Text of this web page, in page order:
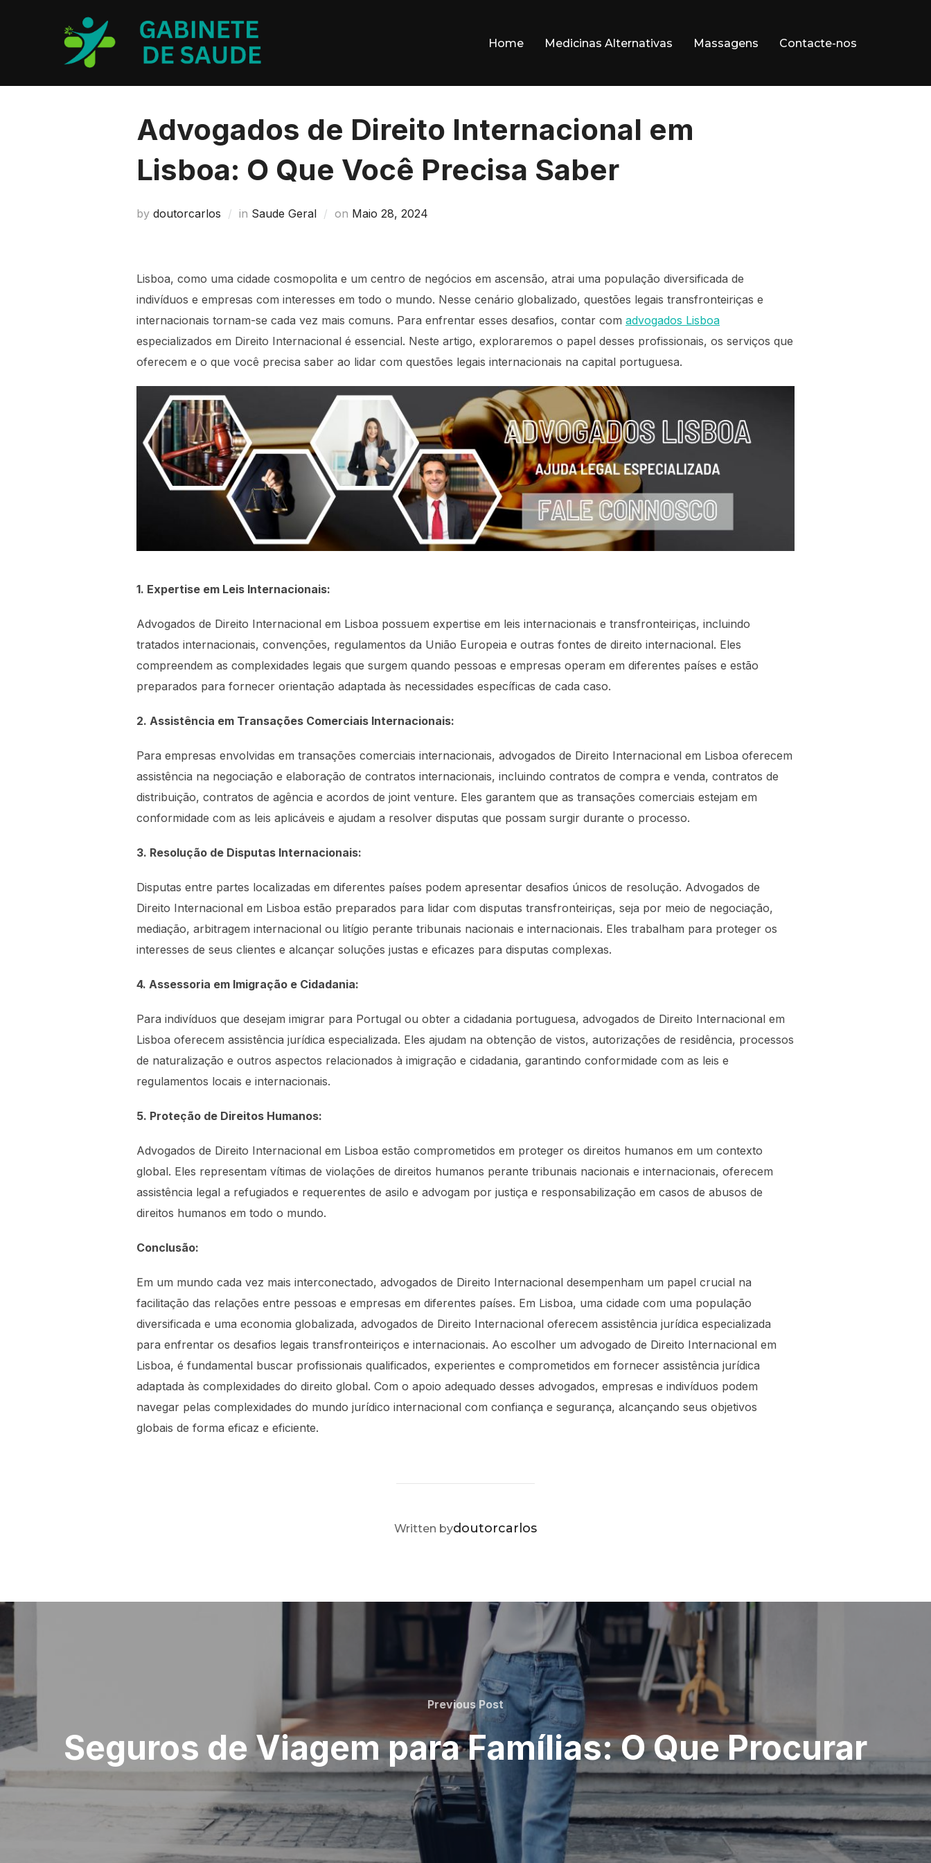
Home Medicinas Alternativas Massagens Contacte-nos
Advogados de Direito Internacional em
Lisboa: O Que Você Precisa Saber
by doutorcarlos in Saude Geral on Posted
Maio 28, 2024
Lisboa, como uma cidade cosmopolita e um centro de negócios em ascensão, atrai uma população diversificada de
indivíduos e empresas com interesses em todo o mundo. Nesse cenário globalizado, questões legais transfronteiriças e
internacionais tornam-se cada vez mais comuns. Para enfrentar esses desafios, contar com advogados Lisboa
especializados em Direito Internacional é essencial. Neste artigo, exploraremos o papel desses profissionais, os serviços que
oferecem e o que você precisa saber ao lidar com questões legais internacionais na capital portuguesa.
1. Expertise em Leis Internacionais:
Advogados de Direito Internacional em Lisboa possuem expertise em leis internacionais e transfronteiriças, incluindo
tratados internacionais, convenções, regulamentos da União Europeia e outras fontes de direito internacional. Eles
compreendem as complexidades legais que surgem quando pessoas e empresas operam em diferentes países e estão
preparados para fornecer orientação adaptada às necessidades específicas de cada caso.
2. Assistência em Transações Comerciais Internacionais:
Para empresas envolvidas em transações comerciais internacionais, advogados de Direito Internacional em Lisboa oferecem
assistência na negociação e elaboração de contratos internacionais, incluindo contratos de compra e venda, contratos de
distribuição, contratos de agência e acordos de joint venture. Eles garantem que as transações comerciais estejam em
conformidade com as leis aplicáveis e ajudam a resolver disputas que possam surgir durante o processo.
3. Resolução de Disputas Internacionais:
Disputas entre partes localizadas em diferentes países podem apresentar desafios únicos de resolução. Advogados de
Direito Internacional em Lisboa estão preparados para lidar com disputas transfronteiriças, seja por meio de negociação,
mediação, arbitragem internacional ou litígio perante tribunais nacionais e internacionais. Eles trabalham para proteger os
interesses de seus clientes e alcançar soluções justas e eficazes para disputas complexas.
4. Assessoria em Imigração e Cidadania:
Para indivíduos que desejam imigrar para Portugal ou obter a cidadania portuguesa, advogados de Direito Internacional em
Lisboa oferecem assistência jurídica especializada. Eles ajudam na obtenção de vistos, autorizações de residência, processos
de naturalização e outros aspectos relacionados à imigração e cidadania, garantindo conformidade com as leis e
regulamentos locais e internacionais.
5. Proteção de Direitos Humanos:
Advogados de Direito Internacional em Lisboa estão comprometidos em proteger os direitos humanos em um contexto
global. Eles representam vítimas de violações de direitos humanos perante tribunais nacionais e internacionais, oferecem
assistência legal a refugiados e requerentes de asilo e advogam por justiça e responsabilização em casos de abusos de
direitos humanos em todo o mundo.
Conclusão:
Em um mundo cada vez mais interconectado, advogados de Direito Internacional desempenham um papel crucial na
facilitação das relações entre pessoas e empresas em diferentes países. Em Lisboa, uma cidade com uma população
diversificada e uma economia globalizada, advogados de Direito Internacional oferecem assistência jurídica especializada
para enfrentar os desafios legais transfronteiriços e internacionais. Ao escolher um advogado de Direito Internacional em
Lisboa, é fundamental buscar profissionais qualificados, experientes e comprometidos em fornecer assistência jurídica
adaptada às complexidades do direito global. Com o apoio adequado desses advogados, empresas e indivíduos podem
navegar pelas complexidades do mundo jurídico internacional com confiança e segurança, alcançando seus objetivos
globais de forma eficaz e eficiente.
POST AUTHOR
Written bydoutorcarlos
Navegação
de
artigos
Previous
Post
Previous Post
Seguros de Viagem para Famílias: O Que Procurar